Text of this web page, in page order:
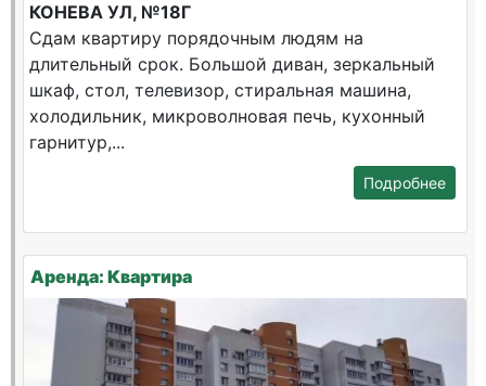
КОНЕВА УЛ, №18Г
Сдам квартиру порядочным людям на
длительный срок. Большой диван, зеркальный
шкаф, стол, телевизор, стиральная машина,
холодильник, микроволновая печь, кухонный
гарнитур,...
Подробнее
Аренда: Квартира